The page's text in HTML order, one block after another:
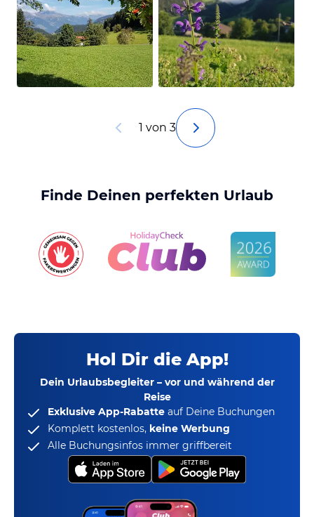
1 von 3
Finde Deinen perfekten Urlaub
Hol Dir die App!
Dein Urlaubsbegleiter – vor und während der
Reise
Exklusive App-Rabatte auf Deine Buchungen
Komplett kostenlos, keine Werbung
Alle Buchungsinfos immer griffbereit